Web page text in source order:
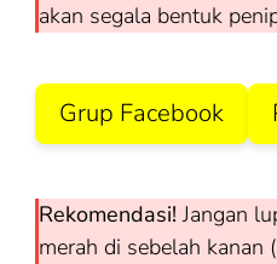
akan segala bentuk
Grup Facebook
Rekomendasi! Jangan
merah di sebelah kanan